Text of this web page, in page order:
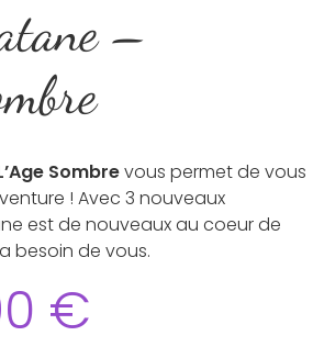
–
Sombrevous permet de vous
! Avec 3 nouveaux
est de nouveaux au coeur de
besoin de vous.
€